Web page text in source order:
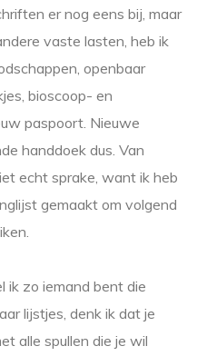
er nog eens bij, maar
vaste lasten, heb ik
openbaar
bioscoop- en
paspoort. Nieuwe
handdoek dus. Van
echt sprake, want ik heb
gemaakt om volgend
ik zo iemand bent die
lijstjes, denk ik dat je
alle spullen die je wil